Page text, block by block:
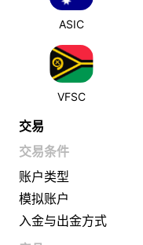
ASIC
VFSC
交易
交易条件
账户类型
模拟账户
入金与出金方式